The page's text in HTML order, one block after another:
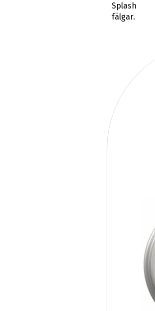
Splash
fälgar.